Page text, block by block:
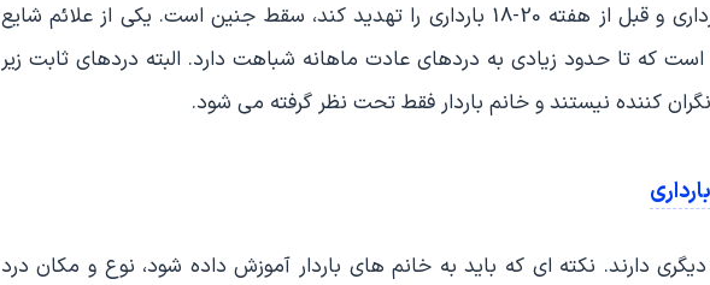
خطری که ممکن است در ابتدای بارداری و قبل از هفته 20-18 بارداری را تهدید کند، سقط جنین است. یکی از علائم شایع
که تا حدود زیادی به دردهای عادت ماهانه شباهت دارد. البته دردهای ثابت زیر
کننده نیستند و خانم باردار فقط تحت نظر گرفته می شود.
بارداری
دارند. نکته ای که باید به خانم های باردار آموزش داده شود، نوع و مکان درد